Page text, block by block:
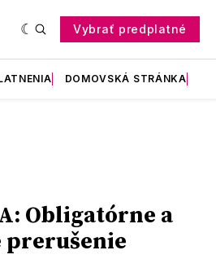
Vybrať predplatné
DOMOVSKÁ STRÁNKA
Obligatórne a